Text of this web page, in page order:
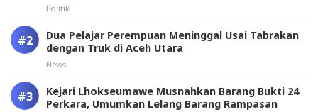
Politik
Dua Pelajar Perempuan Meninggal Usai Tabrakan
dengan Truk di Aceh Utara
News
Kejari Lhokseumawe Musnahkan Barang Bukti 24
Perkara, Umumkan Lelang Barang Rampasan